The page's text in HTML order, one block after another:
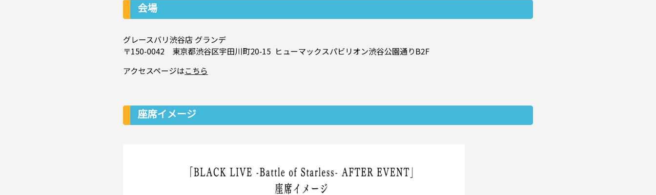
会場
グレースバリ渋谷店 グランデ
〒150-0042 東京都渋谷区宇田川町20-15 ヒューマックスパビリオン渋谷公園通りB2F
アクセスページはこちら
座席イメージ